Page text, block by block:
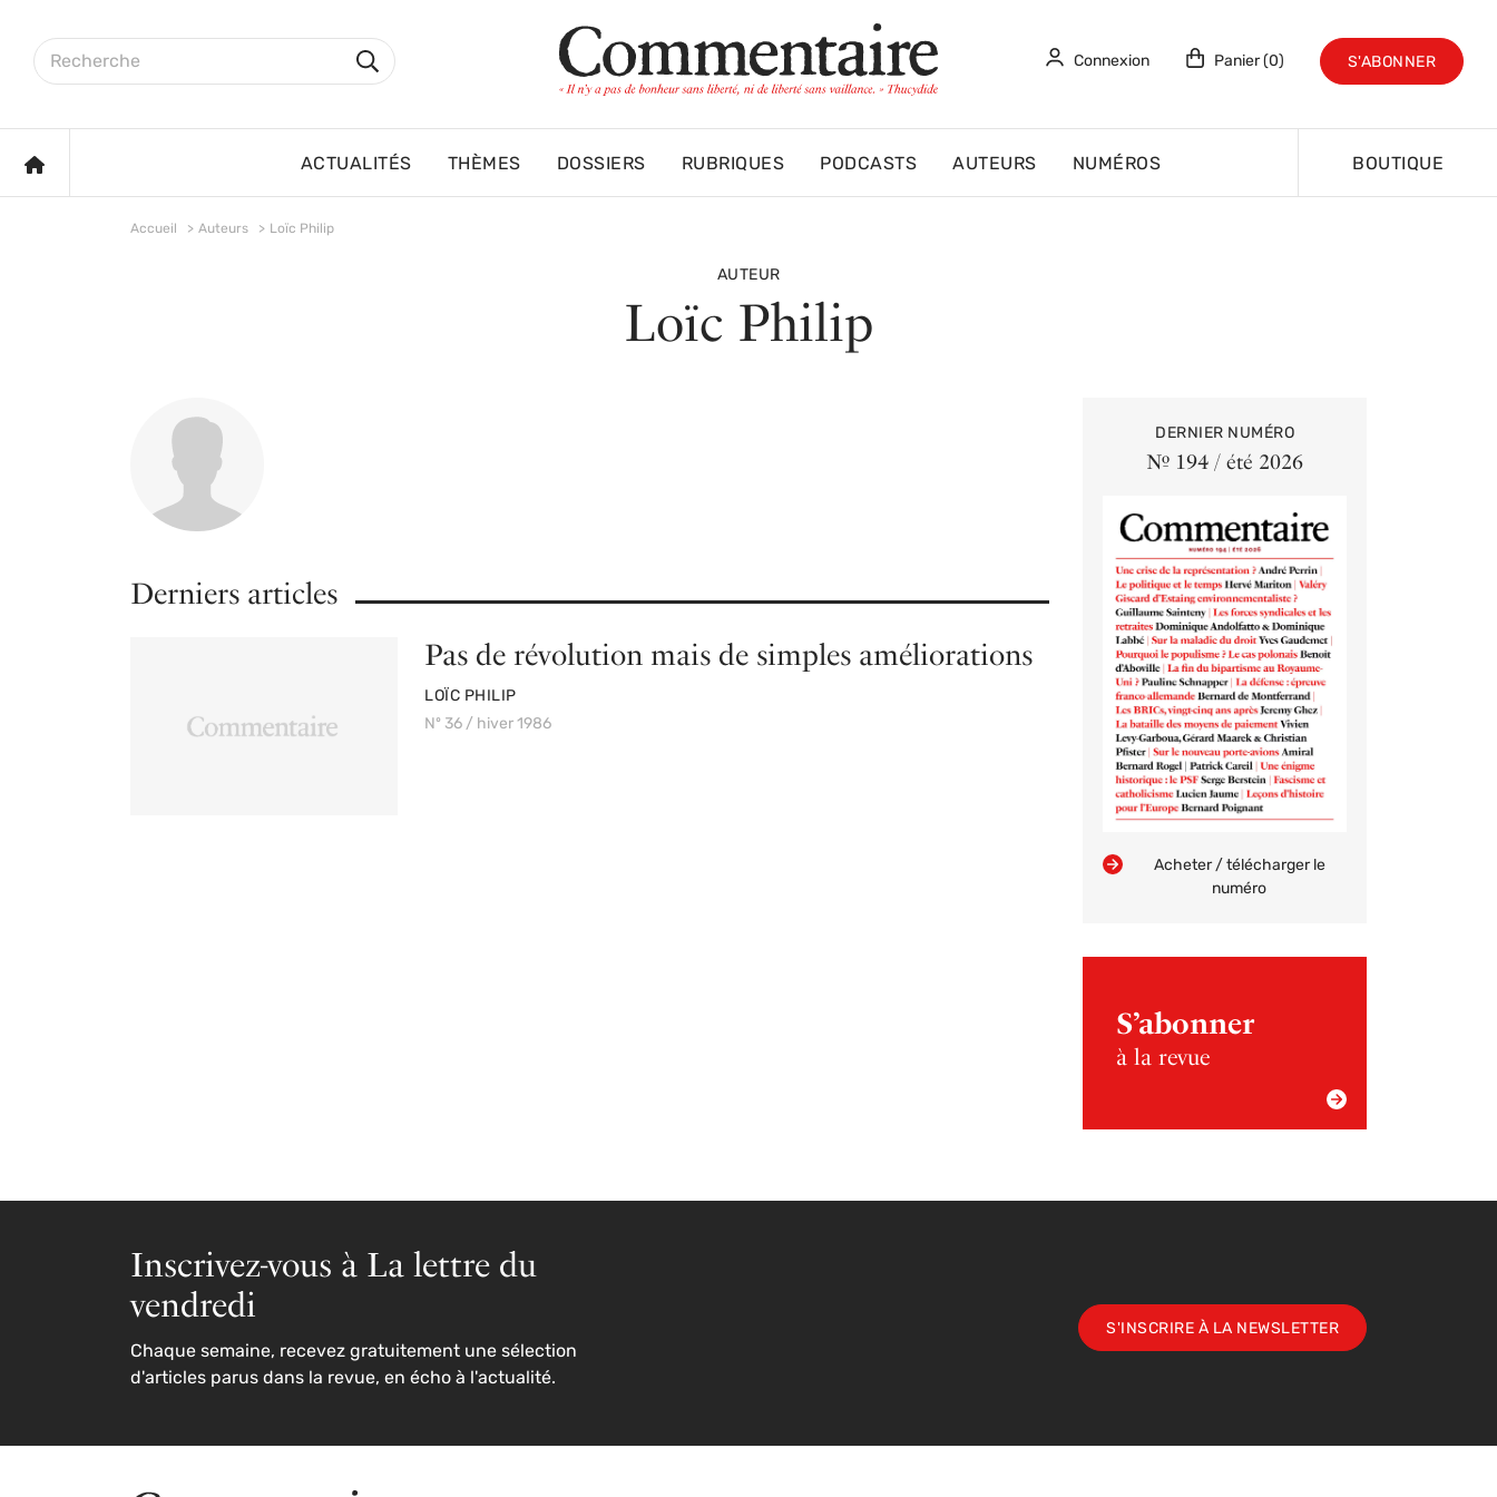
Rechercher sur le site
Rechercher
Connexion Panier (0) S'ABONNER
ACCUEIL ACTUALITÉS THÈMES DOSSIERS RUBRIQUES PODCASTS AUTEURS NUMÉROS BOUTIQUE
Accueil Auteurs Loïc Philip
AUTEUR
Loïc Philip
Derniers articles
Pas de révolution mais de simples améliorations
PAR
LOÏC PHILIP
Nº 36 / hiver 1986
DERNIER NUMÉRO
Nº 194 / été 2026
Acheter / télécharger le
numéro
S’abonner
à la revue
Inscrivez-vous à La lettre du
vendredi
Chaque semaine, recevez gratuitement une sélection
d'articles parus dans la revue, en écho à l'actualité.
S'INSCRIRE À LA NEWSLETTER